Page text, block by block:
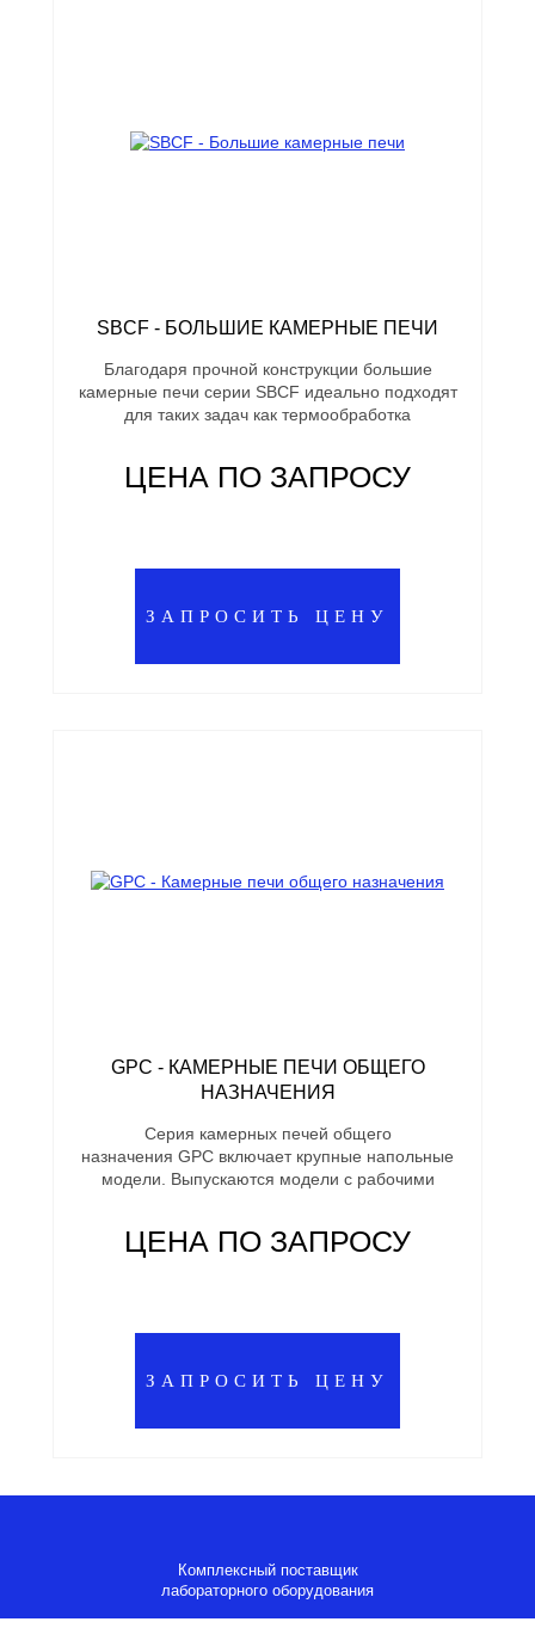
SBCF - БОЛЬШИЕ КАМЕРНЫЕ ПЕЧИ
Благодаря прочной конструкции большие
камерные печи серии SBCF идеально подходят
для таких задач как термообработка
ЦЕНА ПО ЗАПРОСУ
ЗАПРОСИТЬ ЦЕНУ
GPC - КАМЕРНЫЕ ПЕЧИ ОБЩЕГО
НАЗНАЧЕНИЯ
Серия камерных печей общего
назначения GPC включает крупные напольные
модели. Выпускаются модели с рабочими
ЦЕНА ПО ЗАПРОСУ
ЗАПРОСИТЬ ЦЕНУ
Комплексный поставщик
лабораторного оборудования